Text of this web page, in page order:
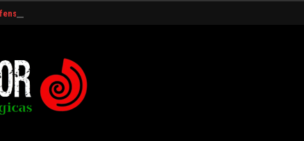
del Río Indio en Panamá [Audio]